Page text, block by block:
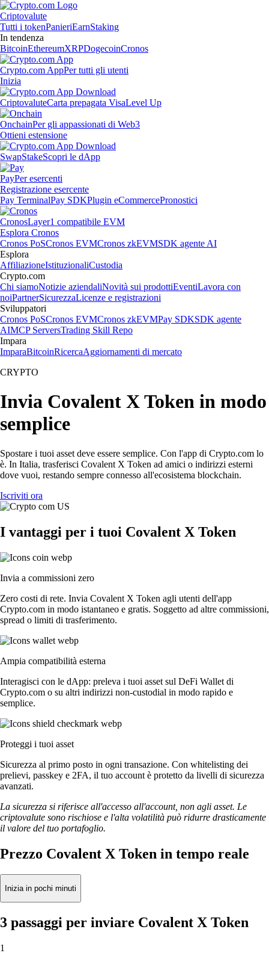
Criptovalute
Tutti i tokenPanieriEarnStaking
In tendenza
BitcoinEthereumXRPDogecoinCronos
Crypto.com AppPer tutti gli utenti
Inizia
CriptovaluteCarta prepagata VisaLevel Up
OnchainPer gli appassionati di Web3
Ottieni estensione
SwapStakeScopri le dApp
PayPer esercenti
Registrazione esercente
Pay TerminalPay SDKPlugin eCommercePronostici
CronosLayer1 compatibile EVM
Esplora Cronos
Cronos PoSCronos EVMCronos zkEVMSDK agente AI
Esplora
AffiliazioneIstituzionaliCustodia
Crypto.com
Chi siamoNotizie aziendaliNovità sui prodottiEventiLavora con
noiPartnerSicurezzaLicenze e registrazioni
Sviluppatori
Cronos PoSCronos EVMCronos zkEVMPay SDKSDK agente
AIMCP ServersTrading Skill Repo
Impara
ImparaBitcoinRicercaAggiornamenti di mercato
CRYPTO
Invia Covalent X Token in modo
semplice
Spostare i tuoi asset deve essere semplice. Con l'app di Crypto.com lo
è. In Italia, trasferisci Covalent X Token ad amici o indirizzi esterni
dove vuoi, restando sempre connesso all'ecosistema blockchain.
Iscriviti ora
I vantaggi per i tuoi Covalent X Token
Invia a commissioni zero
Zero costi di rete. Invia Covalent X Token agli utenti dell'app
Crypto.com in modo istantaneo e gratis. Soggetto ad altre commissioni,
spread o limiti di trasferimento.
Ampia compatibilità esterna
Interagisci con le dApp: preleva i tuoi asset sul DeFi Wallet di
Crypto.com o su altri indirizzi non-custodial in modo rapido e
semplice.
Proteggi i tuoi asset
Sicurezza al primo posto in ogni transazione. Con whitelisting dei
prelievi, passkey e 2FA, il tuo account è protetto da livelli di sicurezza
avanzati.
La sicurezza si riferisce all'accesso all'account, non agli asset. Le
criptovalute sono rischiose e l'alta volatilità può ridurre drasticamente
il valore del tuo portafoglio.
Prezzo Covalent X Token in tempo reale
Inizia in pochi minuti
3 passaggi per inviare Covalent X Token
1